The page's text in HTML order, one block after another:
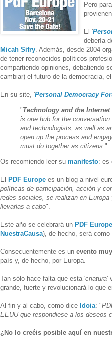
Pero
El '
debería
Micah Sifry . Además, desde 2004
de tener reconocidos políticos
compartiendo opiniones, debatiendo
cambiar) el futuro de la democracia,
En su site, 'Personal Democracy
"Technology and the
is one hub for the
and technologists, as well as
open up the process and
must do together as citizens. "
Os recomiendo leer su manifesto: es
El PDF Europe es un blog a nivel
políticas de participación, acción y
redes sociales, se realizan en
llevarlas a cabo".
Este año se celebrará un PDF
NuestraCausa), de hecho, será como
Consecuentemente es un evento
país y, de hecho, por Europa.
Tan sólo hace falta que esta 'criatura'
grande, fuerte y revolucionará lo que
Al fin y al cabo, como dice Idoia: "
EEUU que respondiese a los deseos
¿No lo creéis posible aquí en